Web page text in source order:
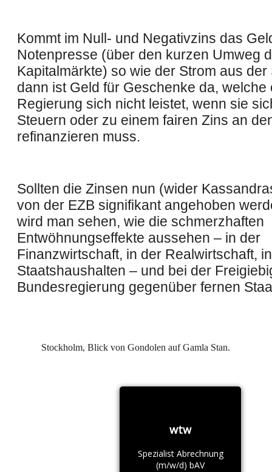
Kommt im Null- und Negativzins das
Notenpresse (über den kurzen Umweg
Kapitalmärkte) so wie der Strom aus der
dann ist Geld für Geschenke da, welche
Regierung sich nicht leistet, wenn sie
Steuern oder zu einem fairen Zins an
refinanzieren muss.
Sollten die Zinsen nun (wider
von der EZB signifikant angehoben
wird man sehen, wie die schmerzhaften
Entwöhnungseffekte aussehen – in der
Finanzwirtschaft, in der Realwirtschaft,
Staatshaushalten – und bei der
Bundesregierung gegenüber fernen
Stockholm, Blick von Gondolen auf Gamla Stan.
wtw
Spezialist Abrechnung
(m/w/d) bAV